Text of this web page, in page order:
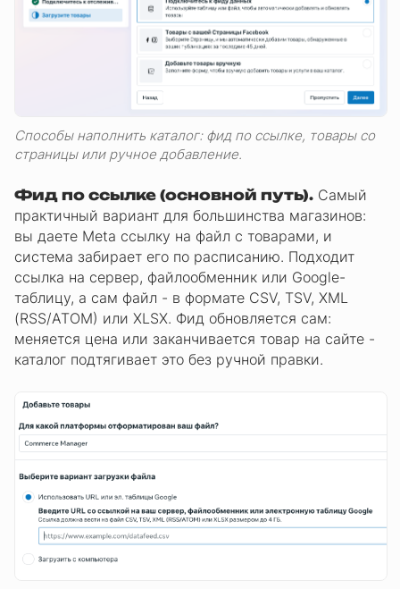
Способы наполнить каталог: фид по ссылке, товары со
страницы или ручное добавление.
Фид по ссылке (основной путь). Самый
практичный вариант для большинства магазинов:
вы даете Meta ссылку на файл с товарами, и
система забирает его по расписанию. Подходит
ссылка на сервер, файлообменник или Google-
таблицу, а сам файл - в формате CSV, TSV, XML
(RSS/ATOM) или XLSX. Фид обновляется сам:
меняется цена или заканчивается товар на сайте -
каталог подтягивает это без ручной правки.